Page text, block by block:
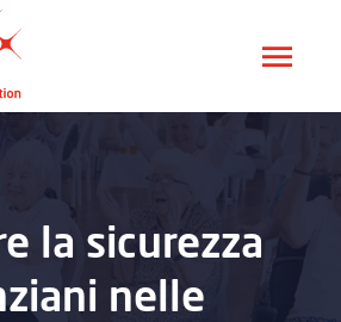
la sicurezza
nelle